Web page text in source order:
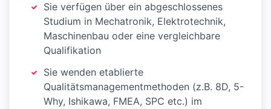
Sie verfügen über ein abgeschlossenes
Studium in Mechatronik, Elektrotechnik,
Maschinenbau oder eine vergleichbare
Qualifikation
Sie wenden etablierte
Qualitätsmanagementmethoden (z.B. 8D, 5-
Why, Ishikawa, FMEA, SPC etc.) im